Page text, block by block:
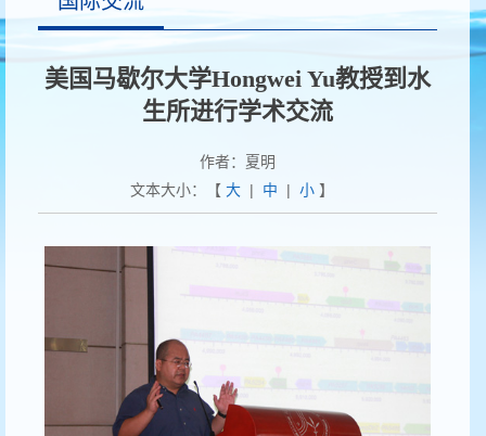
美国马歇尔大学Hongwei Yu教授到水
生所进行学术交流
作者：夏明
文本大小：【 大| 中 | 小】